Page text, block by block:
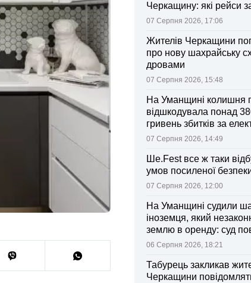
Черкащину: які рейси
зміни
07 Серпня 2026, 17:06
Жителів Черкащини
про нову шахрайську
дровами
07 Серпня 2026, 15:48
На Уманщині колишня
відшкодувала понад
гривень збитків за
07 Серпня 2026, 14:49
Ше.Fest все ж таки
умов посиленої
07 Серпня 2026, 12:00
На Уманщині судили
іноземця, який
землю в оренду: суд
ділянки громаді
06 Серпня 2026, 18:21
Табурець закликав
Черкащини